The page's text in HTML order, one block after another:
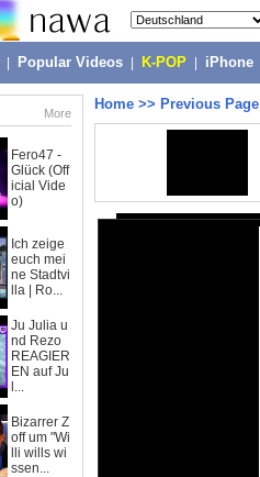
Popular Videos K-POP iPhone
More
Fero47 -
Glück (Off
icial Vide
o)
Ich zeige
euch mei
ne Stadtvi
lla | Ro...
Ju Julia u
nd Rezo
REAGIER
EN auf Ju
l...
Bizarrer Z
off um "Wi
lli wills wi
ssen...
Home >> Previous Page